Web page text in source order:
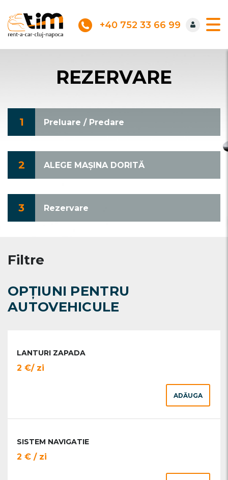
+40 752 33 66 99
REZERVARE
1 Preluare / Predare
2 ALEGE MAȘINA DORITĂ
3 Rezervare
Filtre
OPȚIUNI PENTRU
AUTOVEHICULE
LANTURI ZAPADA
2 €/ zi
ADĂUGA
SISTEM NAVIGATIE
2 € / zi